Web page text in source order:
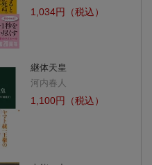
1,034円（税込）
継体天皇
河内春人
1,100円（税込）